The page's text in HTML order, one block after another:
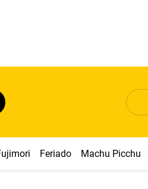
Feriado Machu Picchu